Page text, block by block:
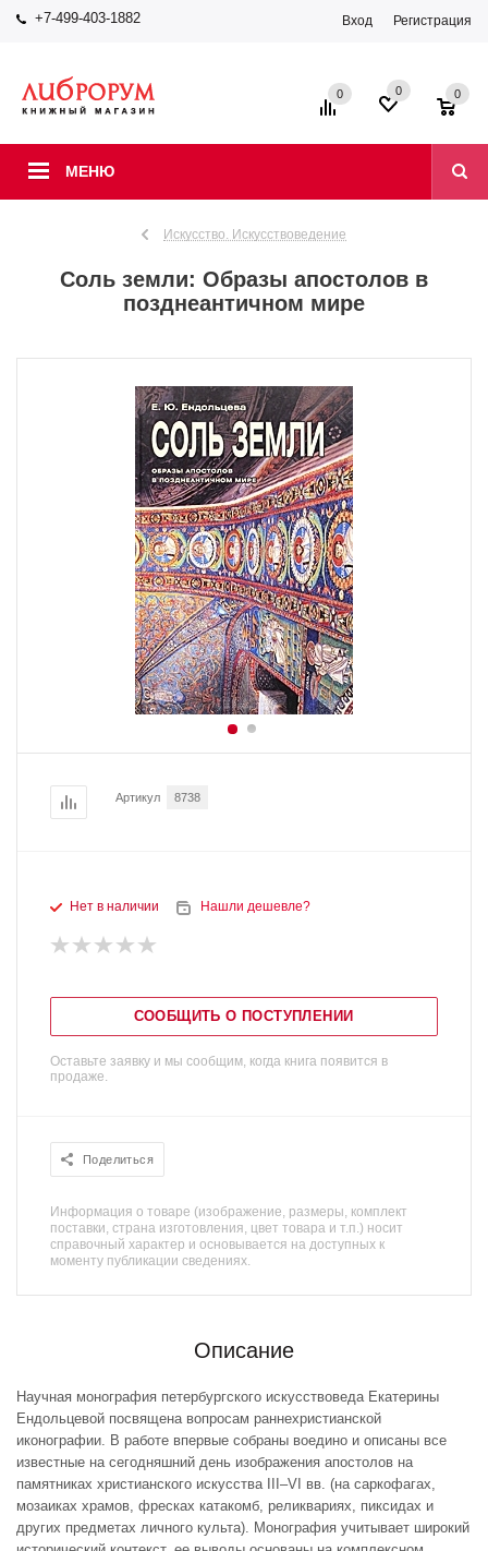
+7-499-403-1882 Вход Регистрация
МЕНЮ
0 0 0
Искусство. Искусствоведение
Соль земли: Образы апостолов в
позднеантичном мире
Артикул 8738
Нет в наличии Нашли дешевле?
СООБЩИТЬ О ПОСТУПЛЕНИИ
Оставьте заявку и мы сообщим, когда книга появится в
продаже.
Поделиться
Информация о товаре (изображение, размеры, комплект
поставки, страна изготовления, цвет товара и т.п.) носит
справочный характер и основывается на доступных к
моменту публикации сведениях.
Описание
Научная монография петербургского искусствоведа Екатерины
Ендольцевой посвящена вопросам раннехристианской
иконографии. В работе впервые собраны воедино и описаны все
известные на сегодняшний день изображения апостолов на
памятниках христианского искусства III–VI вв. (на саркофагах,
мозаиках храмов, фресках катакомб, реликвариях, пиксидах и
других предметах личного культа). Монография учитывает широкий